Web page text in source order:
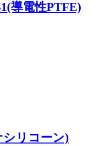
導電性PTFE)
リコーン)